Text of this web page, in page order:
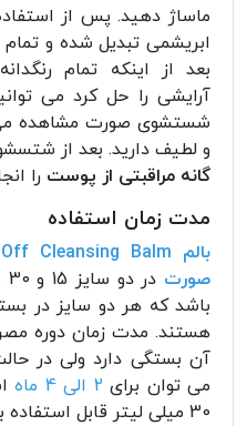
ماساژ دهید. پس از
ابریشمی تبدیل شده و
بعد از اینکه تمام
آرایشی را حل کرد می
شستشوی صورت مشاهده
و لطیف دارید. بعد از
گانه مراقبتی از پوست را
مدت زمان استفاده
صورت
باشد که هر دو سایز در
هستند. مدت زمان دوره
می توان برای2 الی 4 ماه
30 میلی لیتر قابل استفاده برای